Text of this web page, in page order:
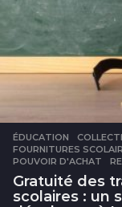
ÉDUCATION
FOURNITURES
POUVOIR D'ACHAT
,
Gratuité des
scolaires : un